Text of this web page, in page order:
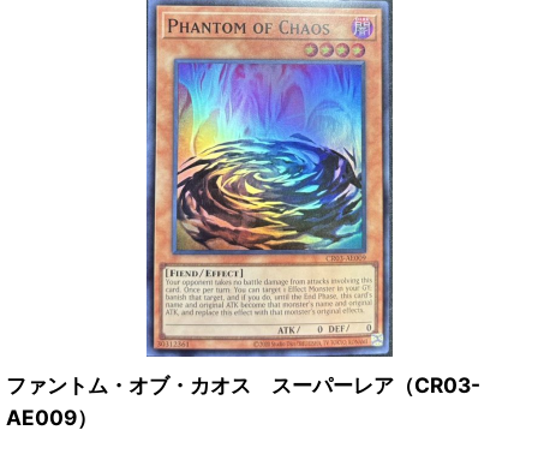
ファントム・オブ・カオス スーパーレア（CR03-
AE009）